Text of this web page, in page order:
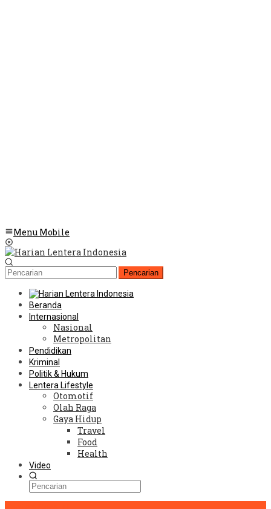
Menu Mobile
Pencarian
Beranda
Internasional
Nasional
Metropolitan
Pendidikan
Kriminal
Politik & Hukum
Lentera Lifestyle
Otomotif
Olah Raga
Gaya Hidup
Travel
Food
Health
Video